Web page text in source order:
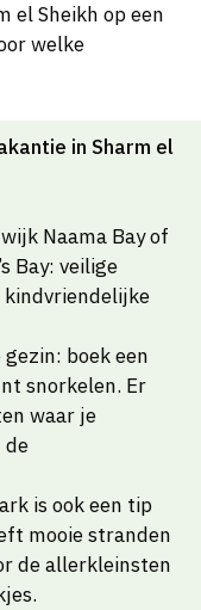
el Sheikh op een
welke
in Sharm el
Naama Bay of
Bay: veilige
kindvriendelijke
boek een
snorkelen. Er
waar je
de
is ook een tip
mooie stranden
de allerkleinsten